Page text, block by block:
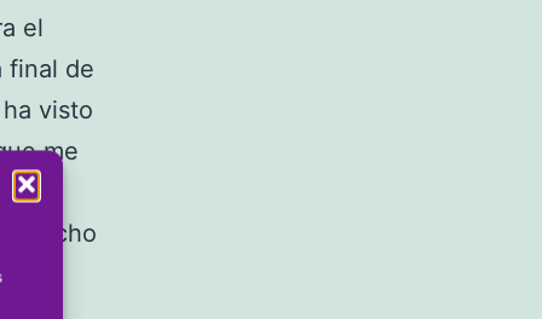
el
final de
visto
me
mucho